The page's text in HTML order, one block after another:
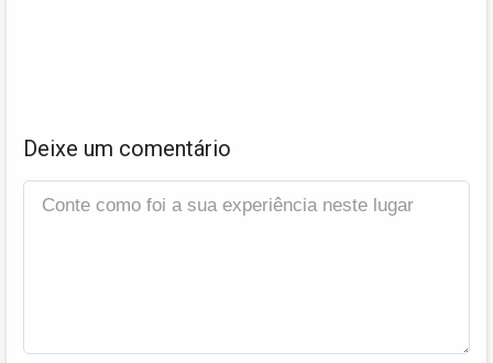
Deixe um comentário